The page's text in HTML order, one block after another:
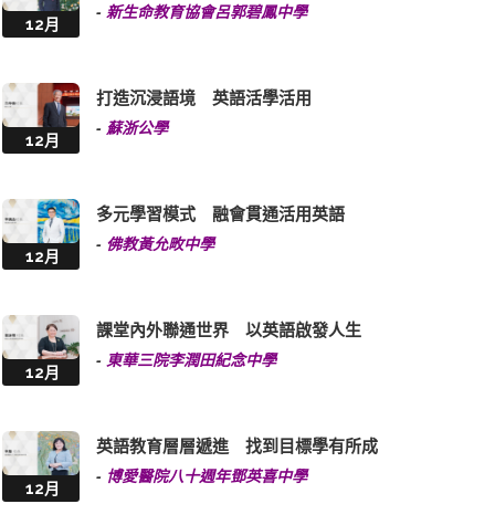
12月
- 新生命教育協會呂郭碧鳳中學
12月
打造沉浸語境 英語活學活用
- 蘇浙公學
12月
多元學習模式 融會貫通活用英語
- 佛教黃允畋中學
12月
課堂內外聯通世界 以英語啟發人生
- 東華三院李潤田紀念中學
12月
英語教育層層遞進 找到目標學有所成
- 博愛醫院八十週年鄧英喜中學